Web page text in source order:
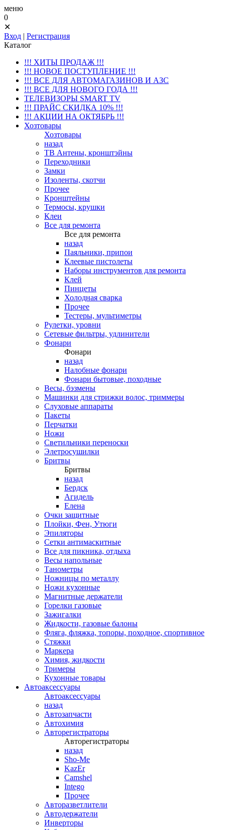
меню
0
✕
Вход | Регистрация
Каталог
!!! ХИТЫ ПРОДАЖ !!!
!!! НОВОЕ ПОСТУПЛЕНИЕ !!!
!!! ВСЕ ДЛЯ АВТОМАГАЗИНОВ И АЗС
!!! ВСЕ ДЛЯ НОВОГО ГОДА !!!
ТЕЛЕВИЗОРЫ SMART TV
!!! ПРАЙС СКИДКА 10% !!!
!!! АКЦИИ НА ОКТЯБРЬ !!!
Хозтовары
Хозтовары
назад
ТВ Антены, кронштэйны
Переходники
Замки
Изоленты, скотчи
Прочее
Кронштейны
Термосы, крушки
Клеи
Все для ремонта
Все для ремонта
назад
Паяльники, припои
Клеевые пистолеты
Наборы инструментов для ремонта
Клей
Пинцеты
Холодная сварка
Прочее
Тестеры, мультиметры
Рулетки, уровни
Сетевые фильтры, удлинители
Фонари
Фонари
назад
Налобные фонари
Фонари бытовые, походные
Весы, бэзмены
Машинки для стрижки волос, триммеры
Слуховые аппараты
Пакеты
Перчатки
Ножи
Светильники переноски
Элетросушилки
Бритвы
Бритвы
назад
Бердск
Агидель
Елена
Очки защитные
Плойки, Фен, Утюги
Эпиляторы
Сетки антимаскитные
Все для пикника, отдыха
Весы напольные
Танометры
Ножницы по металлу
Ножи кухонные
Магнитные держатели
Горелки газовые
Зажигалки
Жидкости, газовые балоны
Фляга, фляжка, топоры, походное, спортивное
Стяжки
Маркера
Химия, жидкости
Тримеры
Кухонные товары
Автоаксессуары
Автоаксессуары
назад
Автозапчасти
Автохимия
Авторегистраторы
Авторегистраторы
назад
Sho-Me
KazEr
Camshel
Intego
Прочее
Авторазветлители
Автодержатели
Инверторы